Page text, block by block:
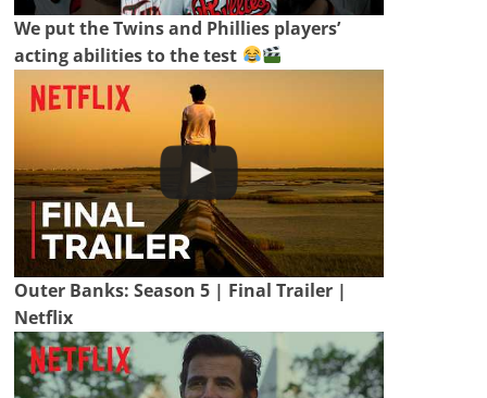
We put the Twins and Phillies players’
acting abilities to the test
Outer Banks: Season 5 | Final Trailer |
Netflix